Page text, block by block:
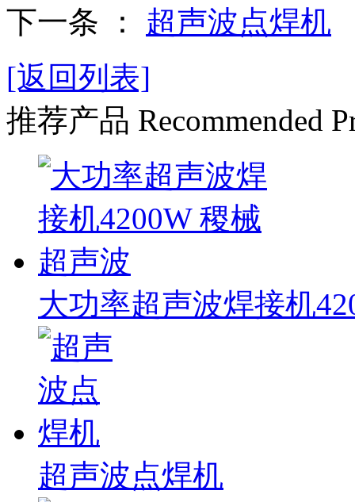
下一条 ： 超声波点焊机
[返回列表]
推荐产品 Recommended
大功率超声波焊接机
超声波点焊机